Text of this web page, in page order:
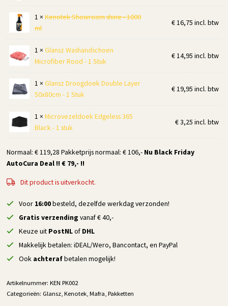
1 ×Kenotek Showroom shine - 1000
ml
€16,75 incl. btw
1 ×Glansz Washandschoen
Microfiber Rood - 1 Stuk
€14,95 incl. btw
1 ×Glansz Droogdoek Double Layer
50x80cm - 1 Stuk
€19,95 incl. btw
1 ×Microvezeldoek Edgeless 365
Black - 1 stuk
€3,25 incl. btw
Normaal: € 119,28 Pakketprijs normaal: € 106,- Nu Black Friday
AutoCura Deal !! € 79,- !!
Dit product is uitverkocht.
Voor 16:00besteld, dezelfde werkdag verzonden!
Gratis verzending vanaf € 40,-
Keuze uit PostNLof DHL
Makkelijk betalen: iDEAL/Wero, Bancontact, en PayPal
Ook achterafbetalen mogelijk!
Artikelnummer:KEN PK002
Categorieën: Glansz ,Kenotek ,Mafra ,Pakketten